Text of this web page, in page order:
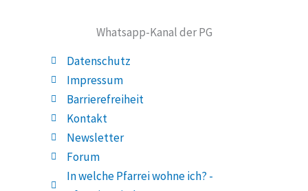
Datenschutz
Impressum
Barrierefreiheit
Kontakt
Newsletter
Forum
In welche Pfarrei wohne ich? -
Whatsapp-Kanal der PG